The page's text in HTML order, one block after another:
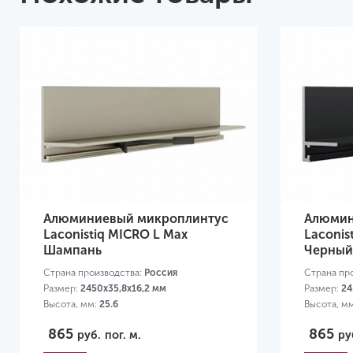
Алюминиевый микроплинтус
Laconistiq MICRO L Max
Шампань
Страна производства: Россия
Размер: 2450x35,8x16,2 мм
Высота, мм: 25.6
865 руб. пог. м.
Черный
Страна
Размер:
Высота,
865